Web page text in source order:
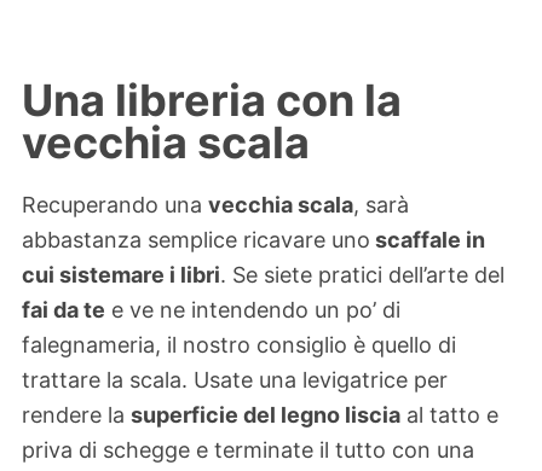
Una libreria con la
vecchia scala
Recuperando una vecchia scala, sarà
abbastanza semplice ricavare uno scaffale in
cui sistemare i libri. Se siete pratici dell’arte del
fai da te e ve ne intendendo un po’ di
falegnameria, il nostro consiglio è quello di
trattare la scala. Usate una levigatrice per
rendere la superficie del legno liscia al tatto e
priva di schegge e terminate il tutto con una